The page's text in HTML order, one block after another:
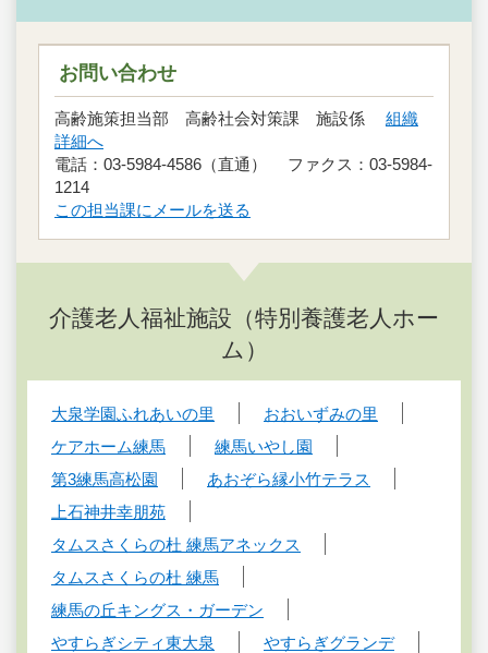
お問い合わせ
高齢施策担当部 高齢社会対策課 施設係 組織
詳細へ
電話：03-5984-4586（直通） ファクス：03-5984-
1214
この担当課にメールを送る
介護老人福祉施設（特別養護老人ホー
ム）
大泉学園ふれあいの里
おおいずみの里
ケアホーム練馬
練馬いやし園
第3練馬高松園
あおぞら縁小竹テラス
上石神井幸朋苑
タムスさくらの杜 練馬アネックス
タムスさくらの杜 練馬
練馬の丘キングス・ガーデン
やすらぎシティ東大泉
やすらぎグランデ